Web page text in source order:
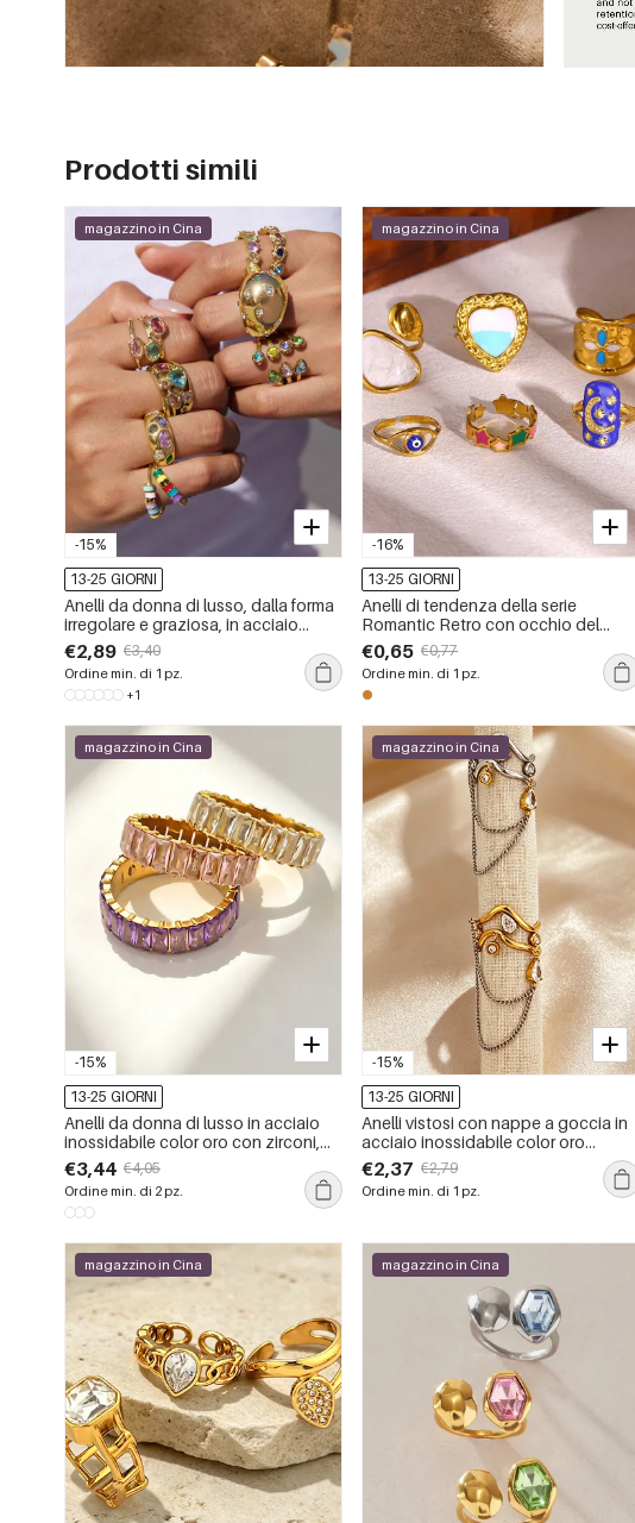
Prodotti simili
-15%
magazzino in Cina
13-25 GIORNI
Anelli da donna di lusso, dalla forma
irregolare e graziosa, in acciaio
inossidabile, color oro, impermeabili,
con zirconi.
€2,89 €3,40
Ordine min. di 1 pz.
+1
-16%
magazzino in Cina
13-25 GIORNI
Anelli di tendenza della serie
Romantic Retro con occhio del
diavolo, forma irregolare e stella, in
acciaio inossidabile, impermeabili,
colore oro.
€0,65 €0,77
Ordine min. di 1 pz.
-15%
magazzino in Cina
13-25 GIORNI
Anelli da donna di lusso in acciaio
inossidabile color oro con zirconi,
dalla forma geometrica e
impermeabili.
€3,44 €4,05
Ordine min. di 2 pz.
-15%
magazzino in Cina
13-25 GIORNI
Anelli vistosi con nappe a goccia in
acciaio inossidabile color oro
impermeabile e zirconi
€2,37 €2,79
Ordine min. di 1 pz.
magazzino in Cina magazzino in Cina